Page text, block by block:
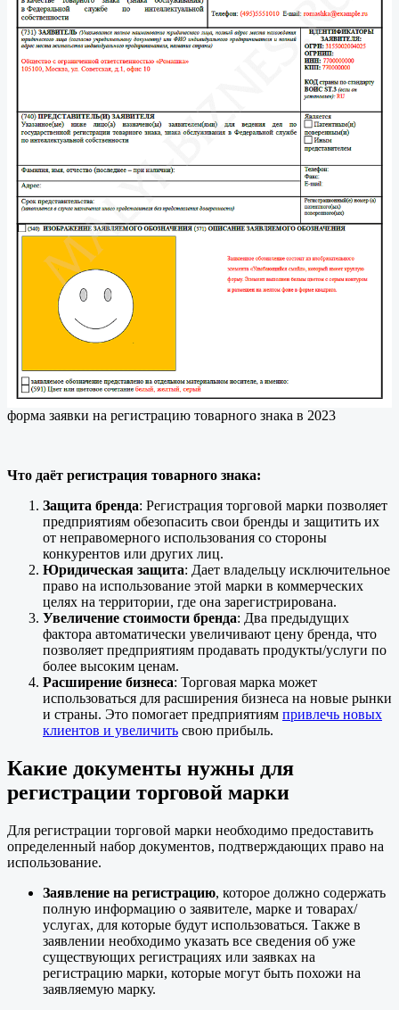
форма заявки на регистрацию товарного знака в 2023
Что даёт регистрация товарного знака:
Защита бренда: Регистрация торговой марки позволяет
предприятиям обезопасить свои бренды и защитить их
от неправомерного использования со стороны
конкурентов или других лиц.
Юридическая защита: Дает владельцу исключительное
право на использование этой марки в коммерческих
целях на территории, где она зарегистрирована.
Увеличение стоимости бренда: Два предыдущих
фактора автоматически увеличивают цену бренда, что
позволяет предприятиям продавать продукты/услуги по
более высоким ценам.
Расширение бизнеса: Торговая марка может
использоваться для расширения бизнеса на новые рынки
и страны. Это помогает предприятиям привлечь новых
клиентов и увеличить свою прибыль.
Какие документы нужны для
регистрации торговой марки
Для регистрации торговой марки необходимо предоставить
определенный набор документов, подтверждающих право на
использование.
Заявление на регистрацию, которое должно содержать
полную информацию о заявителе, марке и товарах/
услугах, для которые будут использоваться. Также в
заявлении необходимо указать все сведения об уже
существующих регистрациях или заявках на
регистрацию марки, которые могут быть похожи на
заявляемую марку.